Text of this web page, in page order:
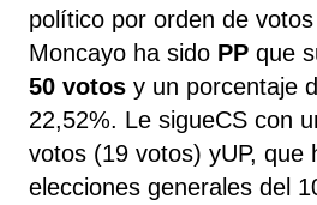
político por orden de
Moncayo ha sido PP que
50 votos y un porcentaje
22,52%. Le sigueCS​ con
votos (19 votos) yUP​, que
elecciones generales del